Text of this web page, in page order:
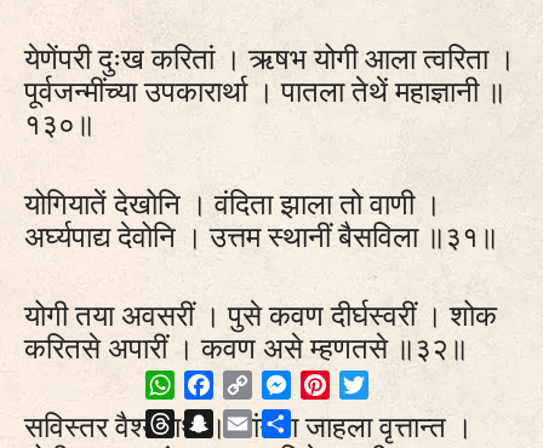
येणेंपरी दुःख करितां । ऋषभ योगी आला त्वरिता ।
पूर्वजन्मींच्या उपकारार्था । पातला तेथें महाज्ञानी ॥
१३०॥
योगियातें देखोनि । वंदिता झाला तो वाणी ।
अर्घ्यपाद्य देवोनि । उत्तम स्थानीं बैसविला ॥३१॥
योगी तया अवसरीं । पुसे कवण दीर्घस्वरीं । शोक
करितसे अपारीं । कवण असे म्हणतसे ॥३२॥
सविस्तर वैश्यनाथ । सांगता जाहला वृत्तान्त ।
WhatsAppFacebook
Copy
Link
Messenger
Pinterest
ThreadsSnapchat
EmailShare